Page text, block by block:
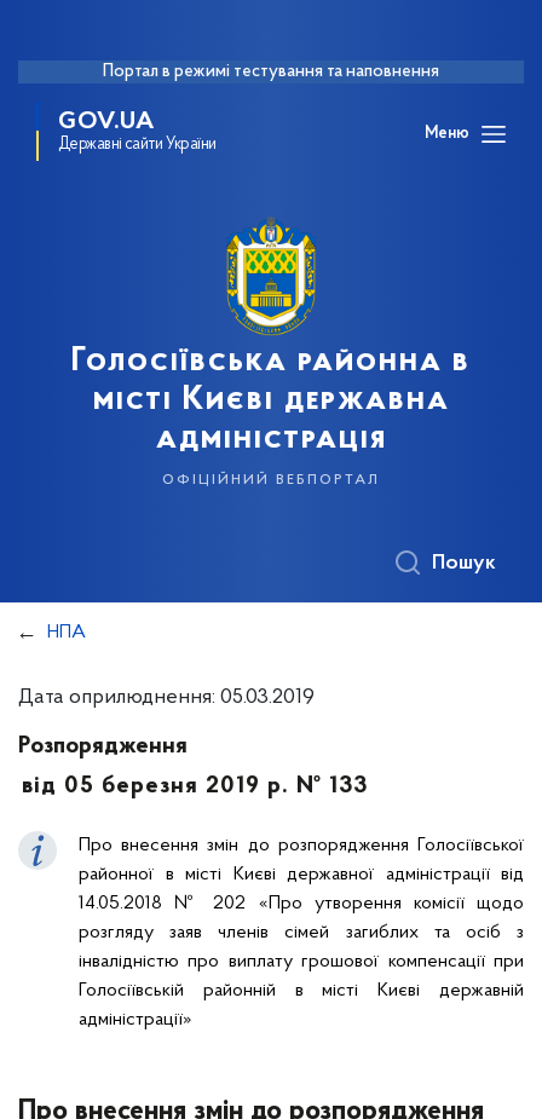
Портал в режимі тестування та наповнення
GOV.UA
Державні сайти України
Меню
Голосіївська районна в
місті Києві державна
адміністрація
офіційний вебпортал
Пошук
НПА
Дата оприлюднення: 05.03.2019
Розпорядження
від 05 березня 2019 р. № 133
Про внесення змін до розпорядження Голосіївської
районної в місті Києві державної адміністрації від
14.05.2018 № 202 «Про утворення комісії щодо
розгляду заяв членів сімей загиблих та осіб з
інвалідністю про виплату грошової компенсації при
Голосіївській районній в місті Києві державній
адміністрації»
Про внесення змін до розпорядження